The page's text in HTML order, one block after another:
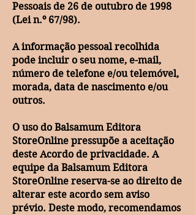
Pessoais de 26 de outubro de 1998
(Lei n.º 67/98).
A informação pessoal recolhida
pode incluir o seu nome, e-mail,
número de telefone e/ou telemóvel,
morada, data de nascimento e/ou
outros.
O uso do Balsamum Editora
StoreOnline pressupõe a aceitação
deste Acordo de privacidade. A
equipe da Balsamum Editora
StoreOnline reserva-se ao direito de
alterar este acordo sem aviso
prévio. Deste modo, recomendamos